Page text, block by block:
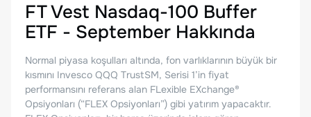
FT Vest Nasdaq-100 Buffer
ETF - September Hakkında
Normal piyasa koşulları altında, fon varlıklarının büyük bir
kısmını Invesco QQQ TrustSM, Serisi 1’in fiyat
performansını referans alan FLexible EXchange®
Opsiyonları (“FLEX Opsiyonları”) gibi yatırım yapacaktır.